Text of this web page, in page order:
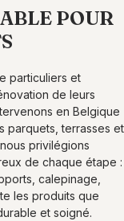
POUR
particuliers et
de leurs
en Belgique
parquets, terrasses et
privilégions
de chaque étape :
calepinage,
les produits que
et soigné.